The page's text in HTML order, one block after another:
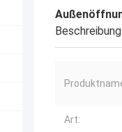
Beschreibung
Art: